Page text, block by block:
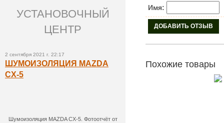
УСТАНОВОЧНЫЙ
ЦЕНТР
2 сентября 2021 г. 22:17
ШУМОИЗОЛЯЦИЯ MAZDA
CX-5
Шумоизоляция MAZDA CX-5. Фотоотчёт от
Имя:
Похожие товары